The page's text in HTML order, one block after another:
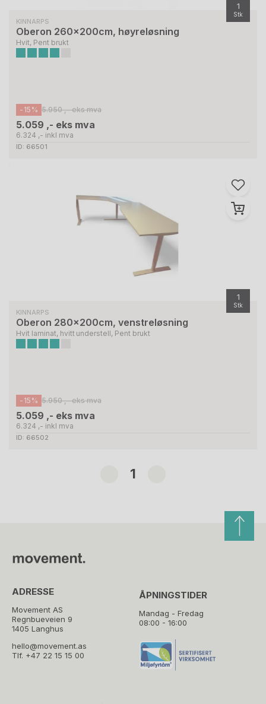
1
Stk
KINNARPS
Oberon 260x200cm, høyreløsning
Hvit, Pent brukt
-15% 5.950 ,- eks mva
5.059 ,- eks mva
6.324 ,- inkl mva
ID: 66501
1
Stk
KINNARPS
Oberon 280x200cm, venstreløsning
Hvit laminat, hvitt understell, Pent brukt
-15% 5.950 ,- eks mva
5.059 ,- eks mva
6.324 ,- inkl mva
ID: 66502
1
ADRESSE
Movement AS
Regnbueveien 9
1405 Langhus
hello@movement.as
Tlf. +47 22 15 15 00
ÅPNINGSTIDER
Mandag - Fredag
08:00 - 16:00